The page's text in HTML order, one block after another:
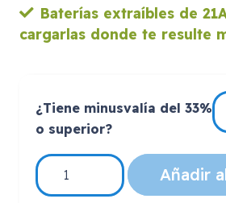
Baterías extraíbles de
cargarlas donde te resulte
¿Tiene minusvalía del 33%
o superior?
SCOOTER
ECLIPSE
Añadir